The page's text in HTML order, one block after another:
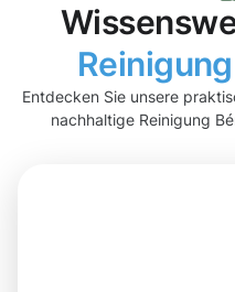
Reinigung
Entdecken Sie unsere
nachhaltige Reinigung